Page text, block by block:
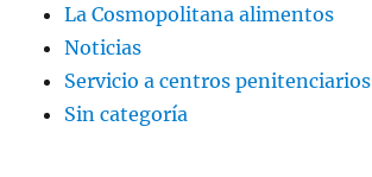
La Cosmopolitana alimentos
Noticias
Servicio a centros penitenciarios
Sin categoría